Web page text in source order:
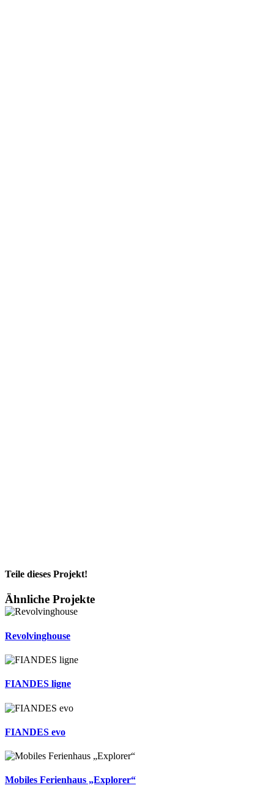
Teile dieses Projekt!
Facebook
X
Pinterest
Ähnliche Projekte
Revolvinghouse
FIANDES ligne
FIANDES evo
Mobiles Ferienhaus „Explorer“